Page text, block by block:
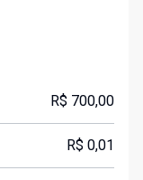
R$ 700,00
R$ 0,01